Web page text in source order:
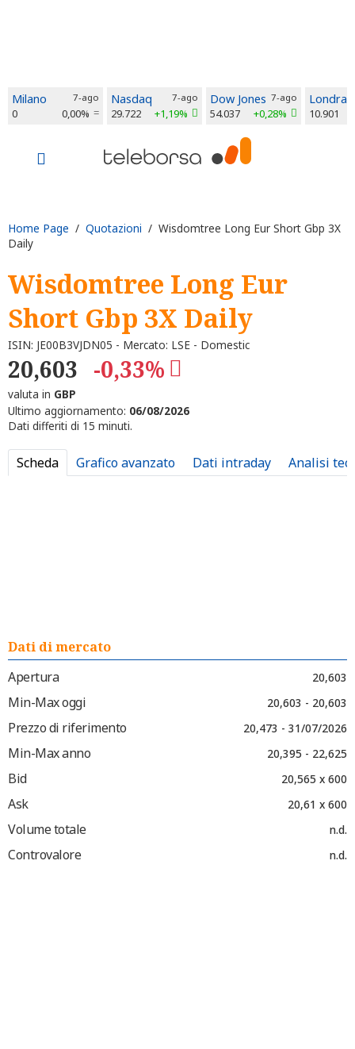
Milano 7-ago
0 0,00%
Nasdaq 7-ago
29.722 +1,19%
Dow Jones 7-ago
54.037 +0,28%
Londra
10.901
Home Page / Quotazioni / Wisdomtree Long Eur Short Gbp 3X
Daily
Wisdomtree Long Eur
Short Gbp 3X Daily
ISIN: JE00B3VJDN05 - Mercato: LSE - Domestic
20,603 -0,33%
valuta in GBP
Ultimo aggiornamento: 06/08/2026
Dati differiti di 15 minuti.
Scheda Grafico avanzato Dati intraday Analisi
Dati di mercato
Apertura
20,603
Min-Max oggi 20,603 - 20,603
Prezzo di riferimento 20,473 - 31/07/2026
Min-Max anno 20,395 - 22,625
Bid 20,565 x 600
Ask 20,61 x 600
Volume totale n.d.
Controvalore n.d.